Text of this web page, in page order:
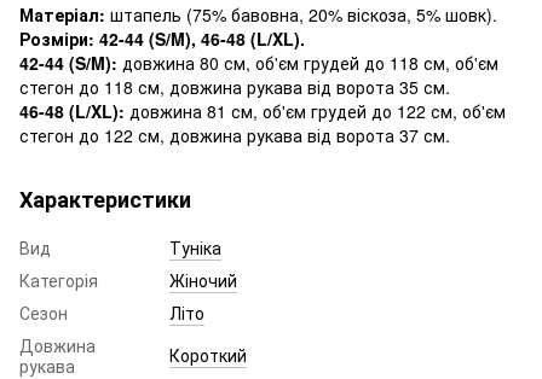
Матеріал: штапель (75% бавовна, 20% віскоза, 5% шовк).
Розміри: 42-44 (S/M), 46-48 (L/XL).
42-44 (S/M): довжина 80 см, об'єм грудей до 118 см, об'єм
стегон до 118 см, довжина рукава від ворота 35 см.
46-48 (L/XL): довжина 81 см, об'єм грудей до 122 см, об'єм
стегон до 122 см, довжина рукава від ворота 37 см.
Характеристики
Вид
Туніка
Категорія
Жіночий
Сезон
Літо
Довжина
рукава
Короткий